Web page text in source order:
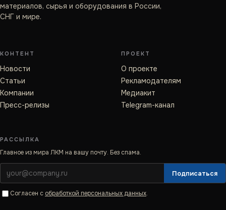
материалов, сырья и оборудования в России,
СНГ и мире.
КОНТЕНТ
Новости
Статьи
Компании
Пресс-релизы
ПРОЕКТ
О проекте
Рекламодателям
Медиакит
Telegram-канал
РАССЫЛКА
Главное из мира ЛКМ на вашу почту. Без спама.
Подписаться
Согласен с обработкой персональных данных.